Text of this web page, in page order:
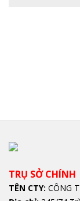
TRỤ SỞ CHÍNH
TÊN CTY: CÔNG